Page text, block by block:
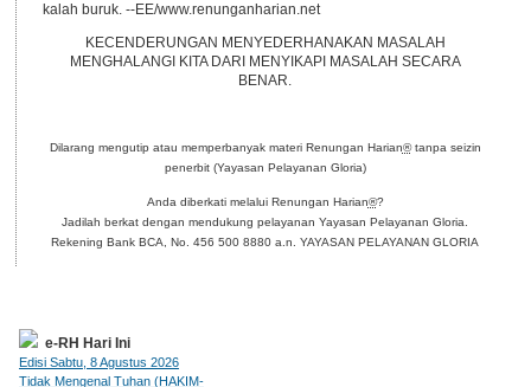
kalah buruk. --EE/www.renunganharian.net
KECENDERUNGAN MENYEDERHANAKAN MASALAH
MENGHALANGI KITA DARI MENYIKAPI MASALAH SECARA
BENAR.
Dilarang mengutip atau memperbanyak materi Renungan Harian®tanpa seizin
penerbit (Yayasan Pelayanan Gloria)
Anda diberkati melalui Renungan Harian®?
Jadilah berkat dengan mendukung pelayanan Yayasan Pelayanan Gloria.
Rekening Bank BCA, No. 456 500 8880 a.n. YAYASAN PELAYANAN GLORIA
e-RH Hari Ini
Edisi Sabtu, 8 Agustus 2026
Tidak Mengenal Tuhan (HAKIM-